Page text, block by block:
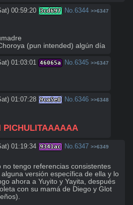
00:59:20 3cd697 No.6344 >>6347
(pun intended) algún día
01:03:01 46065a No.6345 >>6347
01:07:28 9ca5e0 No.6346 >>6348
PICHULITAAAAAA
01:19:34 9341ac No.6347 >>6349
tengo referencias consistentes
versión específica de ella y lo
ahora a Yuyito y Yayita, después
con su mamá de Diego y Glot